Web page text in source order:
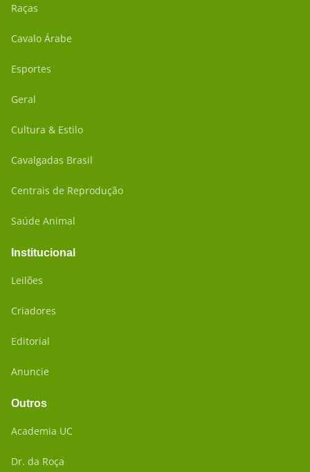
Raças
Cavalo Árabe
Esportes
Geral
Cultura & Estilo
Cavalgadas Brasil
Centrais de Reprodução
Saúde Animal
Institucional
Leilões
Criadores
Editorial
Anuncie
Outros
Academia UC
Dr. da Roça